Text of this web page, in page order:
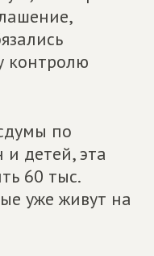
контролю
по
детей, эта
60 тыс.
уже живут на